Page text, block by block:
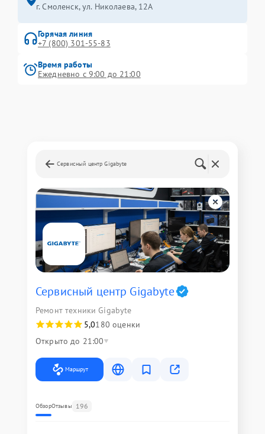
г. Смоленск, ул. Николаева, 12А
Горячая линия
+7 (800) 301-55-83
Время работы
Ежедневно с 9:00 до 21:00
Сервисный центр Gigabyte
Сервисный центр Gigabyte
Ремонт техники Gigabyte
5,0180 оценки
Открыто до 21:00
Маршрут
ОбзорОтзывы 196